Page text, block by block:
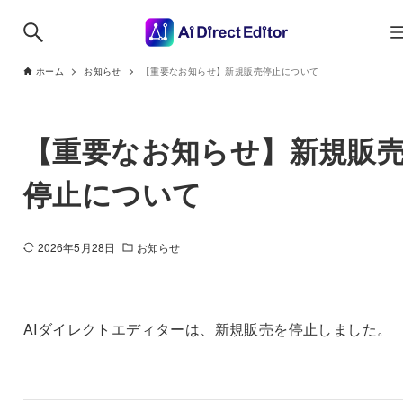
ホーム お知らせ 【重要なお知らせ】新規販売停止について
【重要なお知らせ】新規販
停止について
2026年5月28日 お知らせ
AIダイレクトエディターは、新規販売を停止しました。